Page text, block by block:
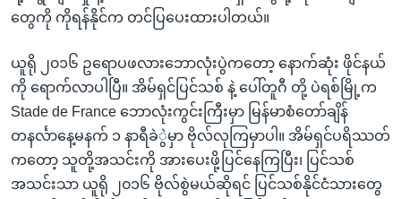
တွေကို ကိုရန်နိုင်က တင်ပြပေးထားပါတယ်။
ယူရို ၂၀၁၆ ဥရောပဖလားဘောလုံးပွဲကတော့ နောက်ဆုံး ဖိုင်နယ်
ကို ရောက်လာပါပြီ။ အိမ်ရှင်ပြင်သစ် နဲ့ ပေါ်တူဂီ တို့ ပဲရစ်မြို့က
Stade de France ဘောလုံးကွင်းကြီးမှာ မြန်မာစံတော်ချိန်
တနင်္လာနေ့မနက် ၁ နာရီခဲွဲမှာ ဗိုလ်လုကြမှာပါ။ အိမ်ရှင်ပရိဿတ်
ကတော့ သူတို့အသင်းကို အားပေးဖို့ပြင်နေကြပြီး၊ ပြင်သစ်
အသင်းသာ ယူရို ၂၀၁၆ ဗိုလ်စွဲမယ်ဆိုရင် ပြင်သစ်နိုင်ငံသားတွေ